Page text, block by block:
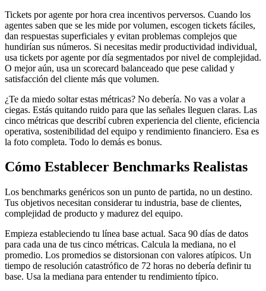
Tickets por agente por hora crea incentivos perversos. Cuando los
agentes saben que se les mide por volumen, escogen tickets fáciles,
dan respuestas superficiales y evitan problemas complejos que
hundirían sus números. Si necesitas medir productividad individual,
usa tickets por agente por día segmentados por nivel de complejidad.
O mejor aún, usa un scorecard balanceado que pese calidad y
satisfacción del cliente más que volumen.
¿Te da miedo soltar estas métricas? No debería. No vas a volar a
ciegas. Estás quitando ruido para que las señales lleguen claras. Las
cinco métricas que describí cubren experiencia del cliente, eficiencia
operativa, sostenibilidad del equipo y rendimiento financiero. Esa es
la foto completa. Todo lo demás es bonus.
Cómo Establecer Benchmarks Realistas
Los benchmarks genéricos son un punto de partida, no un destino.
Tus objetivos necesitan considerar tu industria, base de clientes,
complejidad de producto y madurez del equipo.
Empieza estableciendo tu línea base actual. Saca 90 días de datos
para cada una de tus cinco métricas. Calcula la mediana, no el
promedio. Los promedios se distorsionan con valores atípicos. Un
tiempo de resolución catastrófico de 72 horas no debería definir tu
base. Usa la mediana para entender tu rendimiento típico.